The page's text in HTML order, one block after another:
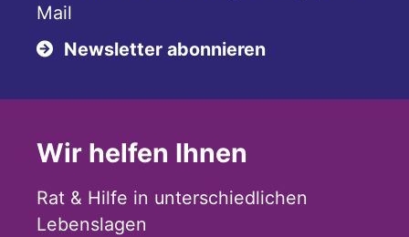
Mail
Newsletter abonnieren
Wir helfen Ihnen
Rat & Hilfe in unterschiedlichen
Lebenslagen